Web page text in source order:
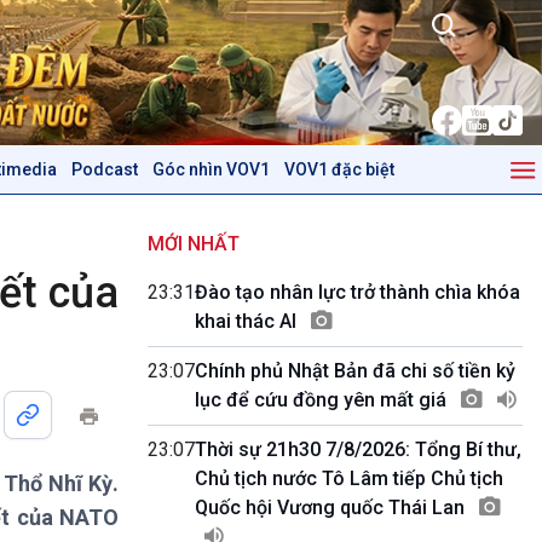
Podcast Góc nhìn VOV1 VOV1 đặc biệt
Trước giờ mở cửa
Dòng chảy Kinh tế
Tuyên chiến với gian lận
thương mại
Mùa vàng
Biển đảo Việt Nam
Tâm tình biên giới và hải
đảo
Tìm hiểu biển, đảo Việt
Nam
Podcast
Góc nhìn VOV1
Bình luận
của
Nhĩ Kỳ.
của NATO
MỚI NHẤT
23:31Đào tạo nhân lực trở thành chìa khóa
khai thác AI
23:07Chính phủ Nhật Bản đã chi số tiền kỷ
lục để cứu đồng yên mất giá
23:07Thời sự 21h30 7/8/2026: Tổng Bí thư,
Chủ tịch nước Tô Lâm tiếp Chủ tịch
Quốc hội Vương quốc Thái Lan